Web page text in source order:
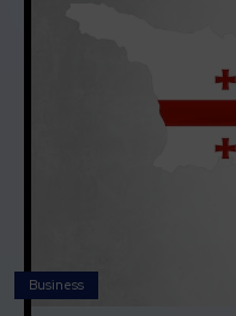
Business